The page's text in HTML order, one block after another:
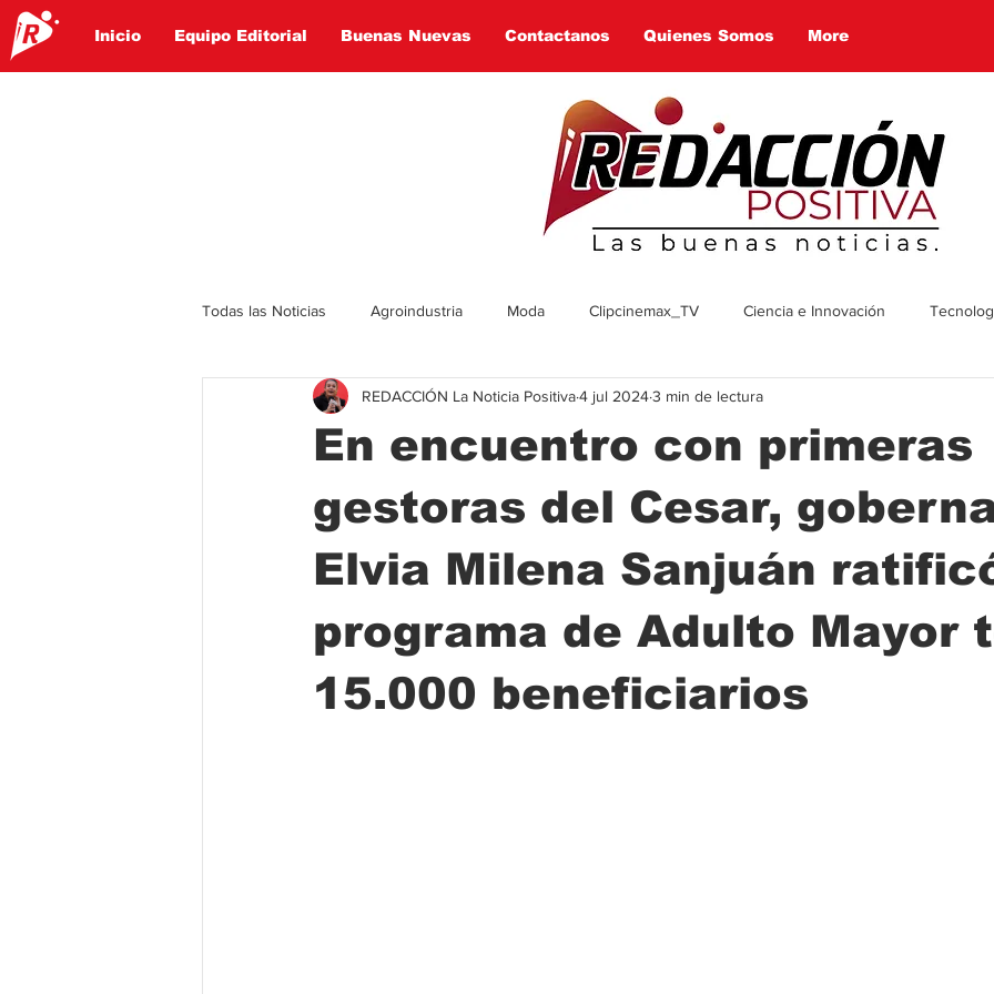
Inicio Equipo Editorial Buenas Nuevas Contactanos Quienes Somos More
Todas las Noticias Agroindustria Moda Clipcinemax_TV Ciencia e Innovación
Politica Entretenimiento Deportes Tecnologia
Turismo Economía Social
Regional Educación Ciencia Transporte Municipal Actualidad
En encuentro con primeras
gestoras del Cesar,
Elvia Milena Sanjuán
programa de Adulto Mayor
15.000 beneficiarios
REDACCIÓN La Noticia Positiva4 jul 20243 min de lectura